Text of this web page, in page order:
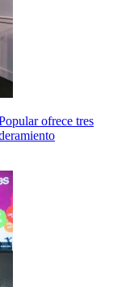
ofrece tres